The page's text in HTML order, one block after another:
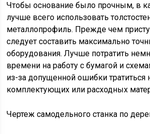
Чтобы основание было прочным, в
лучше всего использовать
металлопрофиль. Прежде чем
следует составить максимально
оборудования. Лучше потратить
времени на работу с бумагой и
из-за допущенной ошибки тратиться
комплектующих или расходных
Чертеж самодельного станка по